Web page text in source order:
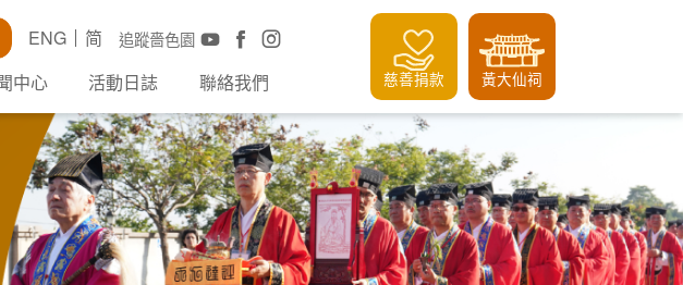
搜尋 追蹤嗇色園
ENG
简
中心 活動日誌 聯絡我們 慈善捐款 黃大仙祠